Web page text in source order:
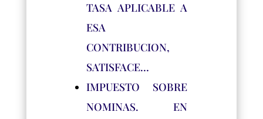
TASA APLICABLE A
ESA
CONTRIBUCION,
SATISFACE…
IMPUESTO SOBRE
NOMINAS. EN